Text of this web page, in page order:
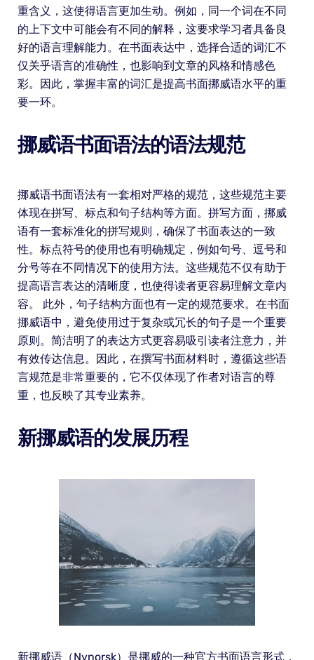
重含义，这使得语言更加生动。例如，同一个词在不同
的上下文中可能会有不同的解释，这要求学习者具备良
好的语言理解能力。在书面表达中，选择合适的词汇不
仅关乎语言的准确性，也影响到文章的风格和情感色
彩。因此，掌握丰富的词汇是提高书面挪威语水平的重
要一环。
挪威语书面语法的语法规范
挪威语书面语法有一套相对严格的规范，这些规范主要
体现在拼写、标点和句子结构等方面。拼写方面，挪威
语有一套标准化的拼写规则，确保了书面表达的一致
性。标点符号的使用也有明确规定，例如句号、逗号和
分号等在不同情况下的使用方法。这些规范不仅有助于
提高语言表达的清晰度，也使得读者更容易理解文章内
容。 此外，句子结构方面也有一定的规范要求。在书面
挪威语中，避免使用过于复杂或冗长的句子是一个重要
原则。简洁明了的表达方式更容易吸引读者注意力，并
有效传达信息。因此，在撰写书面材料时，遵循这些语
言规范是非常重要的，它不仅体现了作者对语言的尊
重，也反映了其专业素养。
新挪威语的发展历程
新挪威语（Nynorsk）是挪威的一种官方书面语言形式，